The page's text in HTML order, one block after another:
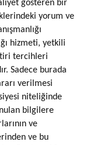
gösteren bir
yorum ve
hizmeti, yetkili
tercihleri
Sadece burada
verilmesi
niteliğinde
bilgilere
ve
ve bu